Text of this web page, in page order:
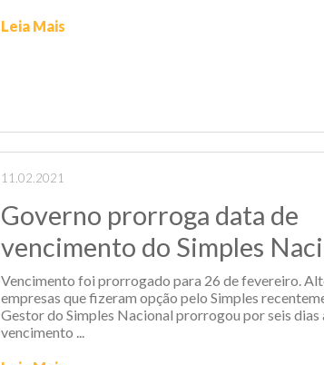
Leia Mais
11.02.2021
Governo prorroga data de
vencimento do Simples
Vencimento foi prorrogado para 26 de fevereiro.
empresas que fizeram opção pelo Simples
Gestor do Simples Nacional prorrogou por seis dias
vencimento ...